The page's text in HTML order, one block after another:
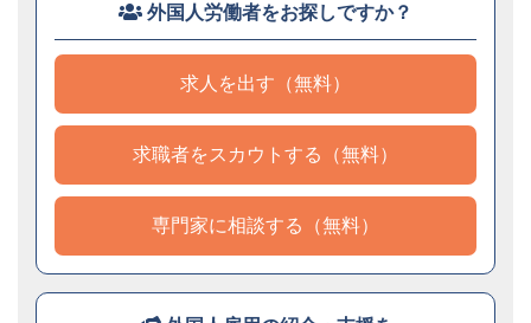
外国人労働者をお探しですか？
求人を出す（無料）
求職者をスカウトする（無料）
専門家に相談する（無料）